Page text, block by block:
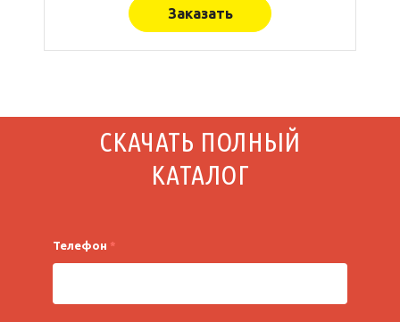
Заказать
СКАЧАТЬ ПОЛНЫЙ
КАТАЛОГ
Телефон *